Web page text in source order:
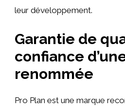
leur développement.
Garantie de
confiance
renommée
Pro Plan est une marque